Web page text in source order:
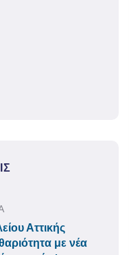
Αττικής
με νέα